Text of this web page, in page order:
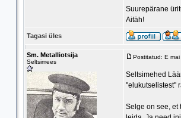
Suurepärane
Aitäh!
Tagasi üles
Sm. Metalliotsija
Seltsimees
Postitatud: E
Seltsimehed
"elukutselistest"
Selge on see, et